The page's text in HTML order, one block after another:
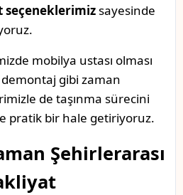
seçeneklerimizsayesinde
mobilya ustası olması
gibi zaman
de taşınma sürecini
pratik bir hale getiriyoruz.
Şehirlerarası